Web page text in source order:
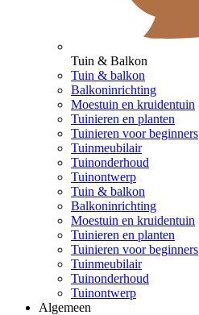
Tuin & Balkon
Tuin & balkon
Balkoninrichting
Moestuin en kruidentuin
Tuinieren en planten
Tuinieren voor beginners
Tuinmeubilair
Tuinonderhoud
Tuinontwerp
Tuin & balkon
Balkoninrichting
Moestuin en kruidentuin
Tuinieren en planten
Tuinieren voor beginners
Tuinmeubilair
Tuinonderhoud
Tuinontwerp
Algemeen